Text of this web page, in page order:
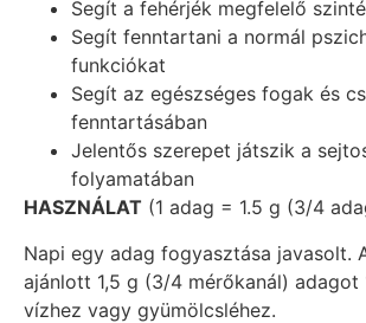
Segít a fehérjék megfelelő
Segít fenntartani a normál
funkciókat
Segít az egészséges fogak és
fenntartásában
Jelentős szerepet játszik a
folyamatában
HASZNÁLAT (1 adag = 1.5 g (3/4
Napi egy adag fogyasztása javasolt.
ajánlott 1,5 g (3/4 mérőkanál) adagot
vízhez vagy gyümölcsléhez.